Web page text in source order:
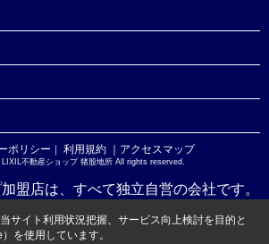
ポリシー 利用規約 ｜アクセスマップ
不動産ショップ 猪股地所 All rights reserved.
盟店は、すべて独立自営の会社です。
サイト利用状況把握、サービス向上検討を目的と
を使用しています。